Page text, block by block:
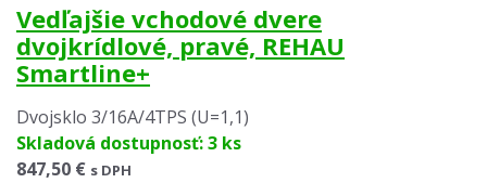
Vedľajšie vchodové dvere
dvojkrídlové, pravé, REHAU
Smartline+
Dvojsklo 3/16A/4TPS (U=1,1)
Skladová dostupnosť: 3 ks
847,50 € s DPH